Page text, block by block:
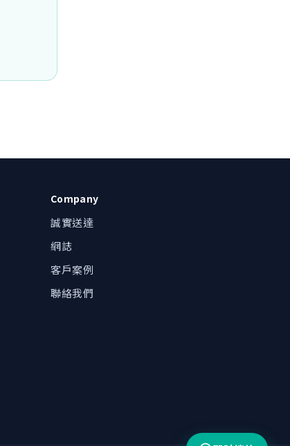
Company
誠實送達
網誌
客戶案例
聯絡我們
我哋可以點幫到你？
辦公時間內約 1 小時回覆